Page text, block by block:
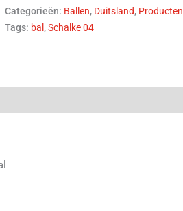
Categorieën: Ballen, Duitsland, Producten
Tags: bal ,Schalke 04